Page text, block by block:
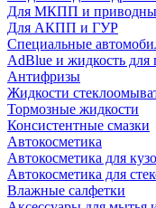
Для МКПП и
Для АКПП и ГУР
Специальные
AdBlue и жидкость для
Антифризы
Жидкости
Тормозные жидкости
Консистентные смазки
Автокосметика
Автокосметика для
Автокосметика для
Влажные салфетки